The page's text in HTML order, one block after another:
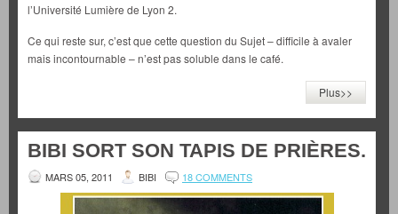
l’Université Lumière de Lyon 2.
Ce qui reste sur, c’est que cette question du Sujet – difficile à avaler
mais incontournable – n’est pas soluble dans le café.
Plus>>
BIBI SORT SON TAPIS DE PRIÈRES.
MARS 05, 2011 BIBI 18 COMMENTS